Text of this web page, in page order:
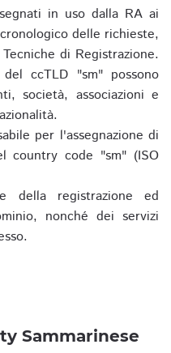
in uso dalla RA ai
delle richieste,
di Registrazione.
ccTLD "sm" possono
società, associazioni e
per l'assegnazione di
country code "sm" (ISO
della registrazione ed
nonché dei servizi
Sammarinese